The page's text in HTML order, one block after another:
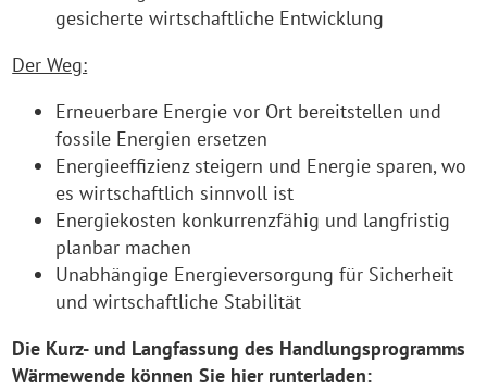
gesicherte wirtschaftliche Entwicklung
Der Weg:
Erneuerbare Energie vor Ort bereitstellen und
fossile Energien ersetzen
Energieeffizienz steigern und Energie sparen, wo
es wirtschaftlich sinnvoll ist
Energiekosten konkurrenzfähig und langfristig
planbar machen
Unabhängige Energieversorgung für Sicherheit
und wirtschaftliche Stabilität
Die Kurz- und Langfassung des Handlungsprogramms
Wärmewende können Sie hier runterladen: